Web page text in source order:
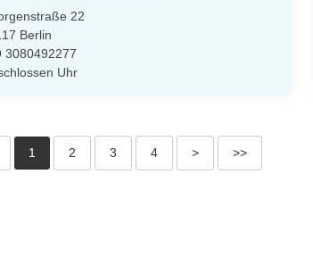
22
Berlin
3080492277
Uhr
1 2 3 4 > >>